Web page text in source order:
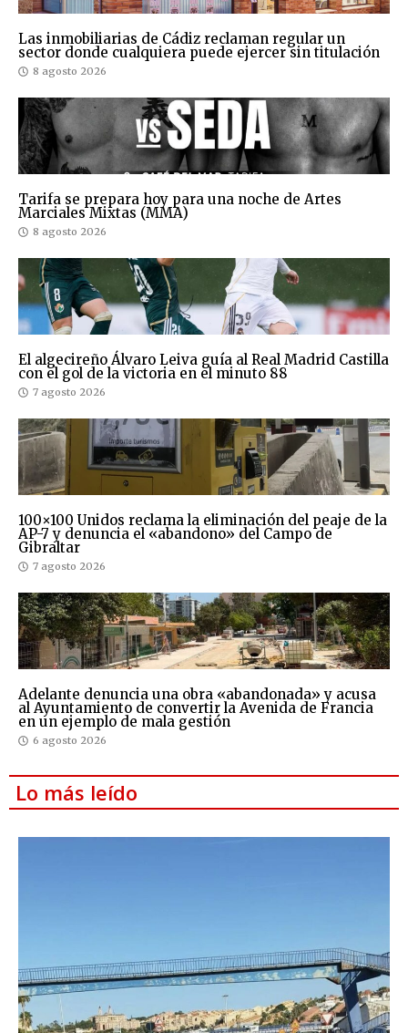
Las inmobiliarias de Cádiz reclaman regular un
sector donde cualquiera puede ejercer sin titulación
8 agosto 2026
Tarifa se prepara hoy para una noche de Artes
Marciales Mixtas (MMA)
8 agosto 2026
El algecireño Álvaro Leiva guía al Real Madrid Castilla
con el gol de la victoria en el minuto 88
7 agosto 2026
100×100 Unidos reclama la eliminación del peaje de la
AP-7 y denuncia el «abandono» del Campo de
Gibraltar
7 agosto 2026
Adelante denuncia una obra «abandonada» y acusa
al Ayuntamiento de convertir la Avenida de Francia
en un ejemplo de mala gestión
6 agosto 2026
Lo más leído